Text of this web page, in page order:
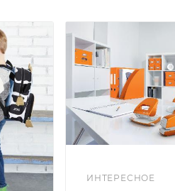
ИНТЕРЕСНОЕ